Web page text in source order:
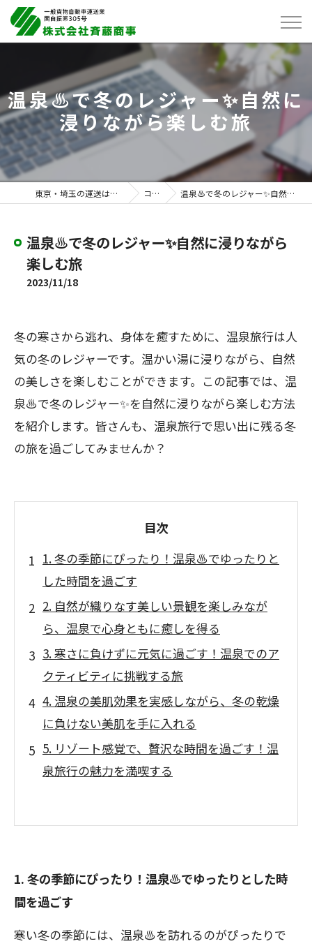
温泉♨️で冬のレジャー✨自然に
浸りながら楽しむ旅
東京・埼玉の運送は株式会社斉藤商事 コラム 温泉♨️で冬のレジャー✨自然に浸りながら楽しむ旅
温泉♨️で冬のレジャー✨自然に浸りながら
楽しむ旅
2023/11/18
冬の寒さから逃れ、身体を癒すために、温泉旅行は人
気の冬のレジャーです。温かい湯に浸りながら、自然
の美しさを楽しむことができます。この記事では、温
泉♨️で冬のレジャー✨を自然に浸りながら楽しむ方法
を紹介します。皆さんも、温泉旅行で思い出に残る冬
の旅を過ごしてみませんか？
目次
1. 冬の季節にぴったり！温泉♨️でゆったりと
した時間を過ごす
2. 自然が織りなす美しい景観を楽しみなが
ら、温泉で心身ともに癒しを得る
3. 寒さに負けずに元気に過ごす！温泉でのア
クティビティに挑戦する旅
4. 温泉の美肌効果を実感しながら、冬の乾燥
に負けない美肌を手に入れる
5. リゾート感覚で、贅沢な時間を過ごす！温
泉旅行の魅力を満喫する
1. 冬の季節にぴったり！温泉♨️でゆったりとした時
間を過ごす
寒い冬の季節には、温泉♨️を訪れるのがぴったりで